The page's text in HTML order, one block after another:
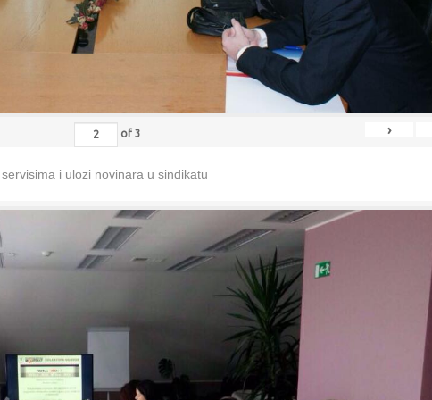
of 3 ›
i ulozi novinara u sindikatu